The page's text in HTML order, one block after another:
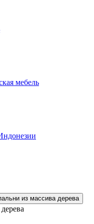
мебель
из массива дерева